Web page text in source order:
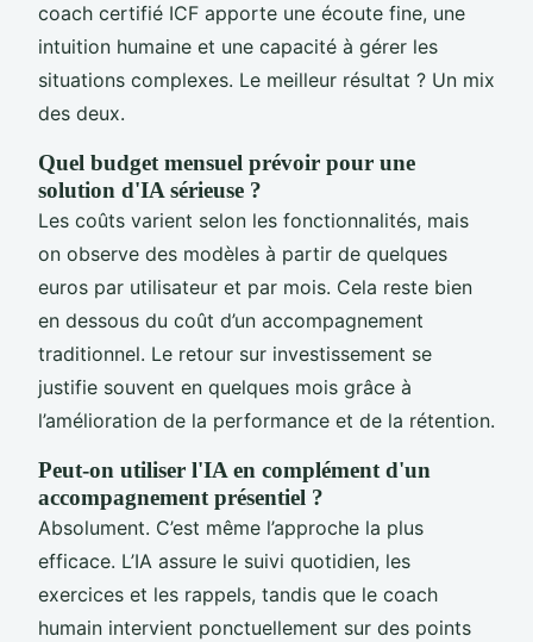
coach certifié ICF apporte une écoute fine, une
intuition humaine et une capacité à gérer les
situations complexes. Le meilleur résultat ? Un mix
des deux.
Quel budget mensuel prévoir pour une
solution d'IA sérieuse ?
Les coûts varient selon les fonctionnalités, mais
on observe des modèles à partir de quelques
euros par utilisateur et par mois. Cela reste bien
en dessous du coût d’un accompagnement
traditionnel. Le retour sur investissement se
justifie souvent en quelques mois grâce à
l’amélioration de la performance et de la rétention.
Peut-on utiliser l'IA en complément d'un
accompagnement présentiel ?
Absolument. C’est même l’approche la plus
efficace. L’IA assure le suivi quotidien, les
exercices et les rappels, tandis que le coach
humain intervient ponctuellement sur des points